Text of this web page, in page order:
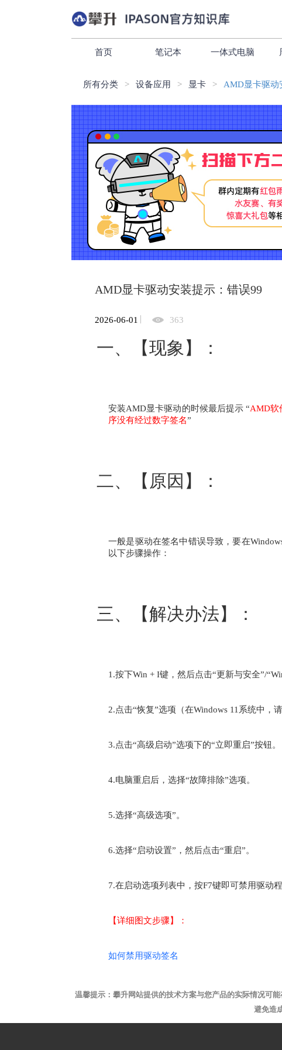
首页 笔记本 一体式电脑
所有分类 设备应用 显卡 AMD显卡驱动
AMD显卡驱动安装提示：错误99
2026-06-01 363
一、【现象】：
安装AMD显卡驱动的时候最后提示 “AMD软
序没有经过数字签名”
二、【原因】：
一般是驱动在签名中错误导致，要在
以下步骤操作：
三、【解决办法】：
1.按下Win + I键，然后点击“更新与安全”/
2.点击“恢复”选项（在Windows 11系统中，
3.点击“高级启动”选项下的“立即重启”按钮。
4.电脑重启后，选择“故障排除”选项。
5.选择“高级选项”。
6.选择“启动设置”，然后点击“重启”。
7.在启动选项列表中，按F7键即可禁用驱动
【详细图文步骤】：
如何禁用驱动签名
温馨提示：攀升网站提供的技术方案与您产品的实际情况可
避免造